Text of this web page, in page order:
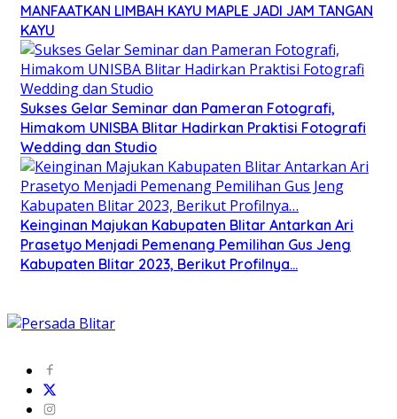
MANFAATKAN LIMBAH KAYU MAPLE JADI JAM TANGAN
KAYU
Sukses Gelar Seminar dan Pameran Fotografi,
Himakom UNISBA Blitar Hadirkan Praktisi Fotografi
Wedding dan Studio
Keinginan Majukan Kabupaten Blitar Antarkan Ari
Prasetyo Menjadi Pemenang Pemilihan Gus Jeng
Kabupaten Blitar 2023, Berikut Profilnya…